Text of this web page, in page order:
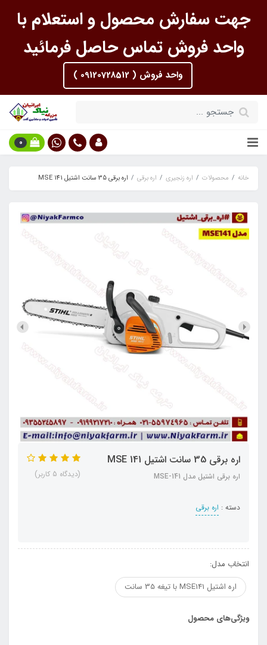
جهت سفارش محصول و استعلام با
واحد فروش تماس حاصل فرمائید
واحد فروش ( 09120728512 )
0
خانه محصولات اره زنجیری اره برقی اره برقی 35 سانت اشتیل MSE 141
اره برقی 35 سانت اشتیل MSE 141
اره برقی اشتیل مدل MSE-141
دسته : اره برقی
(دیدگاه 5 کاربر)
انتخاب مدل:
اره اشتیل MSE141 با تیغه 35 سانت
ویژگی‌های محصول